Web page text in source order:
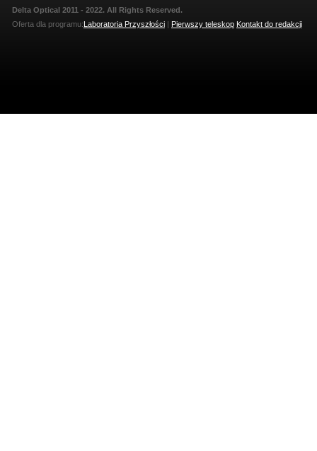
Delta Optical 2011 - 2022. All Rights Reserved.
Oferta dla programu:Laboratoria Przyszłości | Pierwszy teleskop Kontakt do redakcji